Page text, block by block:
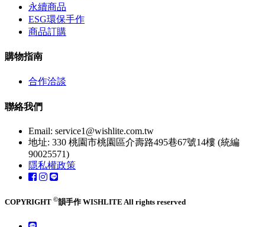
永續商品
ESG環保手作
商品訂購
購物指南
合作洽談
聯絡我們
Email: service1@wishlite.com.tw
地址: 330 桃園市桃園區介壽路495巷67號14樓 (統編
90025571)
隱私權政策
COPYRIGHT ©韻手作 WISHLITE All rights reserved